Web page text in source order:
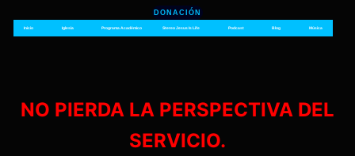
DONACIÓN
Inicio Iglesia Programa Académico Stereo Jesus Is Life Podcast Blog Música
NO PIERDA LA PERSPECTIVA DEL
SERVICIO.